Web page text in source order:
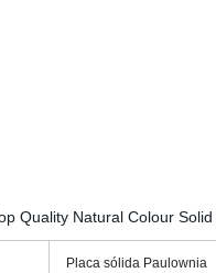
Placa sólida Paulownia